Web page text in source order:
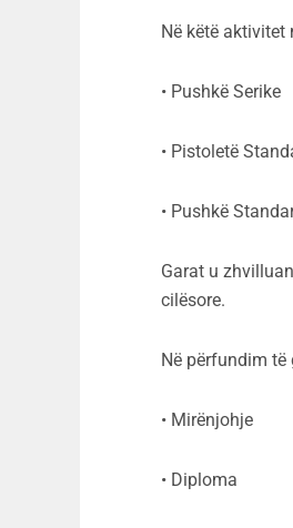
Në këtë aktivitet
• Pushkë Serike
• Pistoletë
• Pushkë
Garat u
cilësore.
Në përfundim të
• Mirënjohje
• Diploma